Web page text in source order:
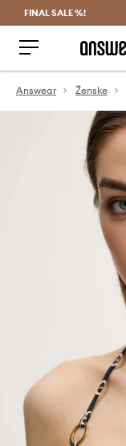
FINAL SALE %!
Answear Ženske